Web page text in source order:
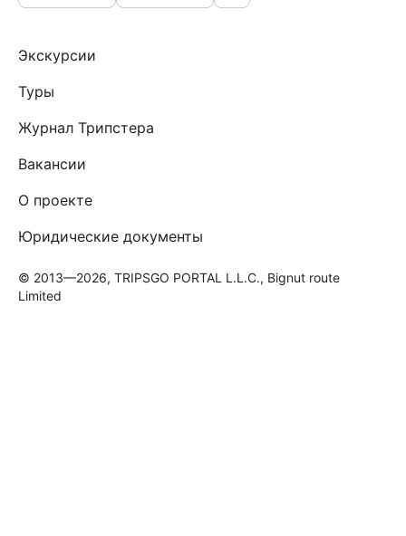
Экскурсии
Туры
Журнал Трипстера
Вакансии
О проекте
Юридические документы
© 2013—2026, TRIPSGO PORTAL L.L.C., Bignut route
Limited